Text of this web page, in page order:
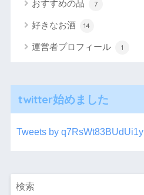
おすすめの品 7
好きなお酒 14
運営者プロフィール 1
twitter始めました
Tweets by q7RsWt83BUdUi1y